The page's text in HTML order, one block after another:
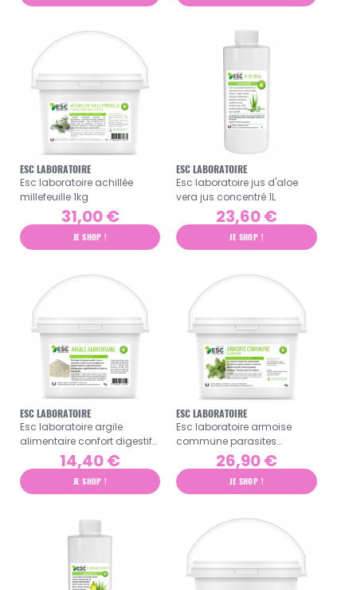
ESC LABORATOIRE
Esc laboratoire achillée
millefeuille 1kg
31,00 €
JE SHOP !
ESC LABORATOIRE
Esc laboratoire jus d'aloe
vera jus concentré 1L
23,60 €
JE SHOP !
ESC LABORATOIRE
Esc laboratoire argile
alimentaire confort digestif
14,40 €
JE SHOP !
ESC LABORATOIRE
Esc laboratoire armoise
commune parasites
intestinaux cheval 1kg
26,90 €
JE SHOP !